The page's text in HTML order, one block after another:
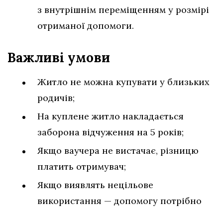
з внутрішнім переміщенням у розмірі
отриманої допомоги.
Важливі умови
Житло не можна купувати у близьких
родичів;
На куплене житло накладається
заборона відчуження на 5 років;
Якщо ваучера не вистачає, різницю
платить отримувач;
Якщо виявлять нецільове
використання — допомогу потрібно